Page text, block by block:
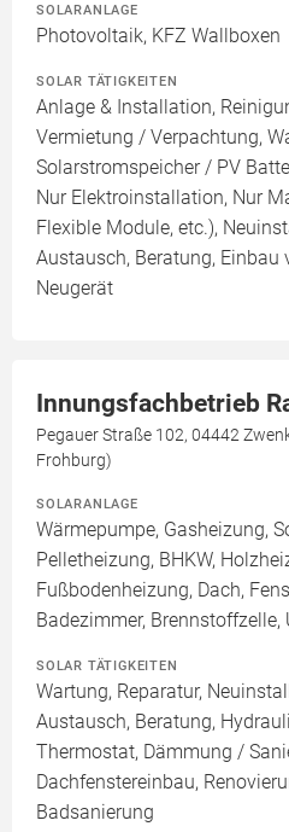
SOLARANLAGE
Photovoltaik, KFZ Wallboxen
SOLAR TÄTIGKEITEN
Anlage & Installation,
Vermietung / Verpachtung,
Solarstromspeicher / PV
Nur Elektroinstallation, Nur
Flexible Module, etc.),
Austausch, Beratung, Einbau
Neugerät
Innungsfachbetrieb
Pegauer Straße 102, 04442
Frohburg)
SOLARANLAGE
Wärmepumpe, Gasheizung,
Pelletheizung, BHKW,
Fußbodenheizung, Dach,
Badezimmer,
SOLAR TÄTIGKEITEN
Wartung, Reparatur,
Austausch, Beratung,
Thermostat, Dämmung /
Dachfenstereinbau,
Badsanierung